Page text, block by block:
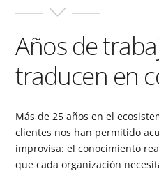
Años de
traducen en
Más de 25 años en el
clientes nos han permitido
improvisa: el conocimiento
que cada organización